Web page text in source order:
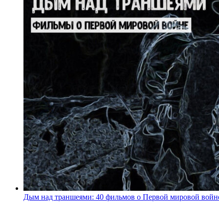
Дым над траншеями: 40 фильмов о Первой мировой